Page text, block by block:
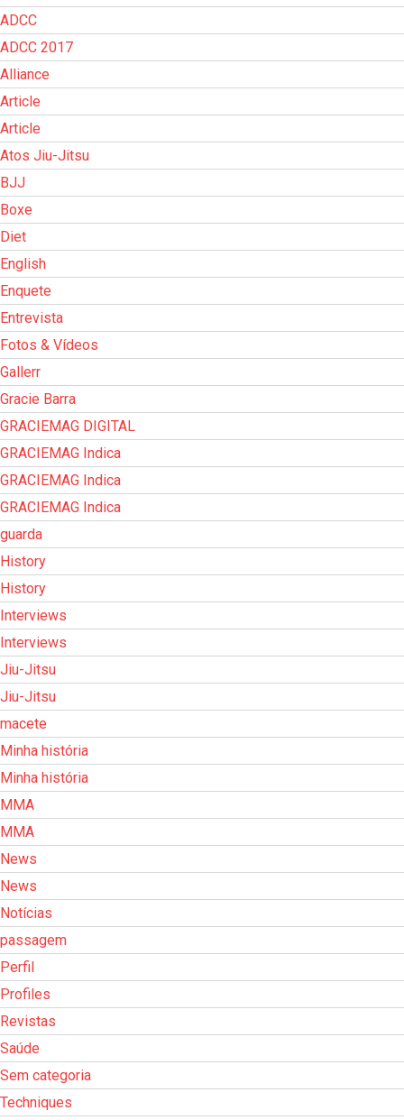
ADCC
ADCC 2017
Alliance
Article
Article
Atos Jiu-Jitsu
BJJ
Boxe
Diet
English
Enquete
Entrevista
Fotos & Vídeos
Gallerr
Gracie Barra
GRACIEMAG DIGITAL
GRACIEMAG Indica
GRACIEMAG Indica
GRACIEMAG Indica
guarda
History
History
Interviews
Interviews
Jiu-Jitsu
Jiu-Jitsu
macete
Minha história
Minha história
MMA
MMA
News
News
Notícias
passagem
Perfil
Profiles
Revistas
Saúde
Sem categoria
Techniques